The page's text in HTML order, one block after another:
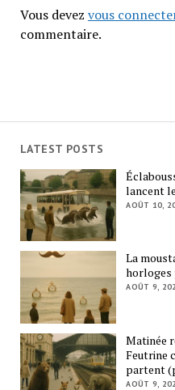
Vous devez vous
commentaire.
LATEST POSTS
lancent
AOÛT 10,
La
horloges
AOÛT 9,
Matinée
Feutrine
partent
AOÛT 9,